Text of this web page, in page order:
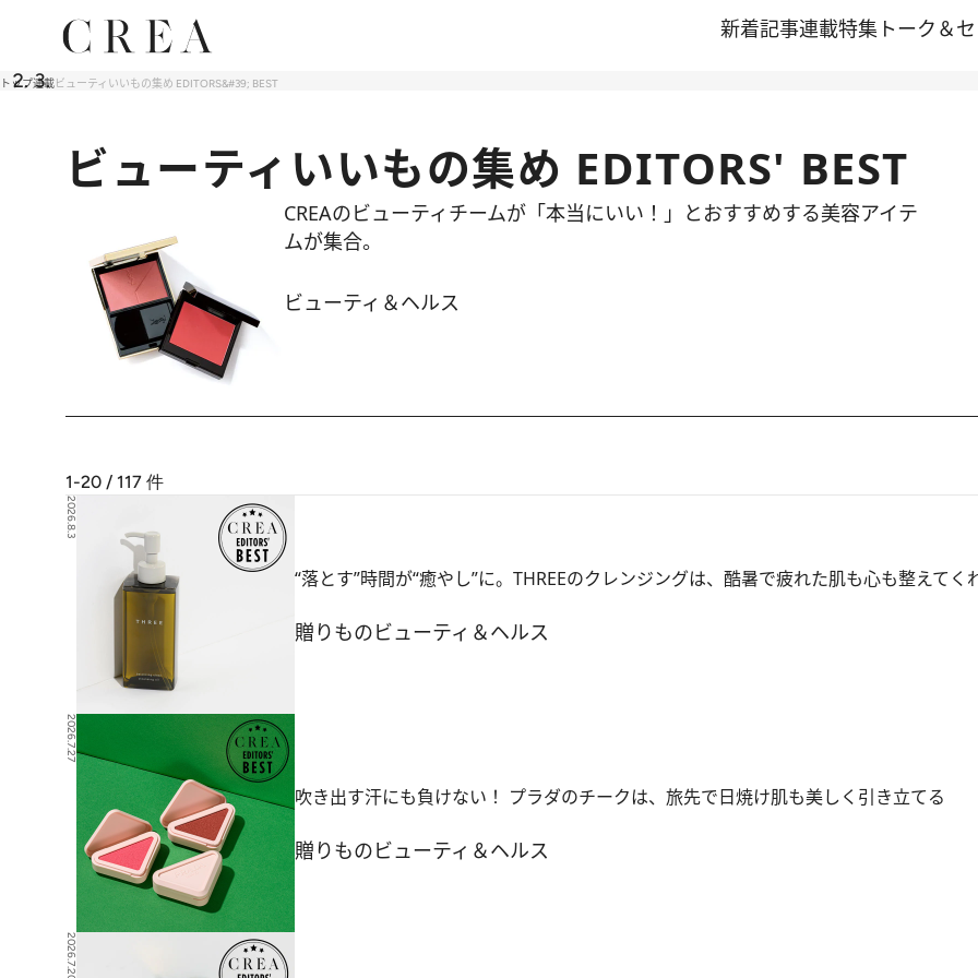
新着記事連載特集 トーク＆
トップ連載ビューティいいもの集め EDITORS&#39; BEST
ビューティいいもの集め EDITORS' BEST
CREAのビューティチームが「本当にいい！」とおすすめする美容アイテ
ムが集合。
ビューティ＆ヘルス
1-20 / 117 件
2026.8.3
“落とす”時間が“癒やし”に。THREEのクレンジングは、酷暑で疲れた肌も心も整えてく
贈りものビューティ＆ヘルス
2026.7.27
吹き出す汗にも負けない！ プラダのチークは、旅先で日焼け肌も美しく引き立てる
贈りものビューティ＆ヘルス
2026.7.20